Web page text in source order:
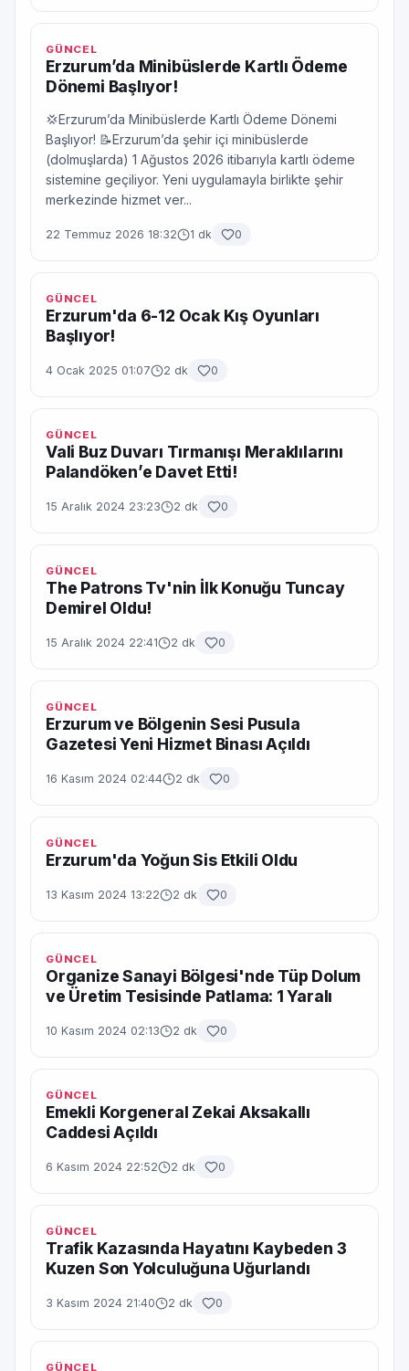
GÜNCEL
Erzurum’da Minibüslerde Kartlı Ödeme
Dönemi Başlıyor!
💢Erzurum’da Minibüslerde Kartlı Ödeme Dönemi
Başlıyor! 📝Erzurum’da şehir içi minibüslerde
(dolmuşlarda) 1 Ağustos 2026 itibarıyla kartlı ödeme
sistemine geçiliyor. Yeni uygulamayla birlikte şehir
merkezinde hizmet ver...
22 Temmuz 2026 18:32 1 dk 0
GÜNCEL
Erzurum'da 6-12 Ocak Kış Oyunları
Başlıyor!
4 Ocak 2025 01:07 2 dk 0
GÜNCEL
Vali Buz Duvarı Tırmanışı Meraklılarını
Palandöken’e Davet Etti!
15 Aralık 2024 23:23 2 dk 0
GÜNCEL
The Patrons Tv'nin İlk Konuğu Tuncay
Demirel Oldu!
15 Aralık 2024 22:41 2 dk 0
GÜNCEL
Erzurum ve Bölgenin Sesi Pusula
Gazetesi Yeni Hizmet Binası Açıldı
16 Kasım 2024 02:44 2 dk 0
GÜNCEL
Erzurum'da Yoğun Sis Etkili Oldu
13 Kasım 2024 13:22 2 dk 0
GÜNCEL
Organize Sanayi Bölgesi'nde Tüp Dolum
ve Üretim Tesisinde Patlama: 1 Yaralı
10 Kasım 2024 02:13 2 dk 0
GÜNCEL
Emekli Korgeneral Zekai Aksakallı
Caddesi Açıldı
6 Kasım 2024 22:52 2 dk 0
GÜNCEL
Trafik Kazasında Hayatını Kaybeden 3
Kuzen Son Yolculuğuna Uğurlandı
3 Kasım 2024 21:40 2 dk 0
GÜNCEL